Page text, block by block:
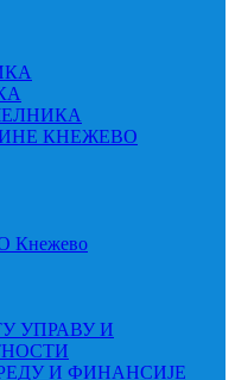
КНЕЖЕВО
Кнежево
УПРАВУ И
И ФИНАНСИЈЕ